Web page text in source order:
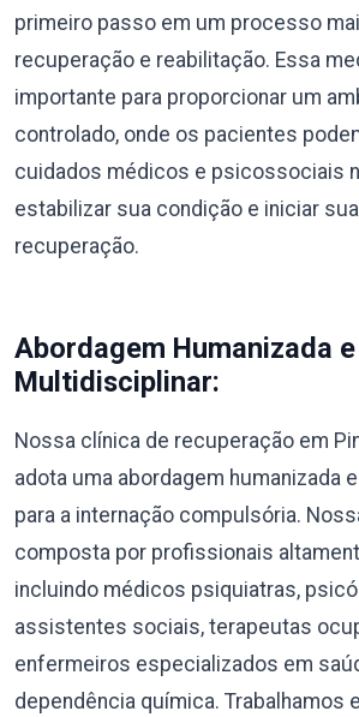
primeiro passo em um processo
recuperação e reabilitação. Essa
importante para proporcionar um
controlado, onde os pacientes
cuidados médicos e psicossociais
estabilizar sua condição e iniciar
recuperação.
Abordagem Humanizada e
Multidisciplinar:
Nossa clínica de recuperação em
adota uma abordagem humanizada
para a internação compulsória.
composta por profissionais
incluindo médicos psiquiatras,
assistentes sociais, terapeutas
enfermeiros especializados em
dependência química. Trabalhamos